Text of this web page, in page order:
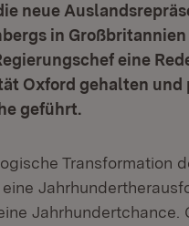
neue
in
eine
Oxford gehalten und
geführt.
Transformation
Jahrhundertchance.